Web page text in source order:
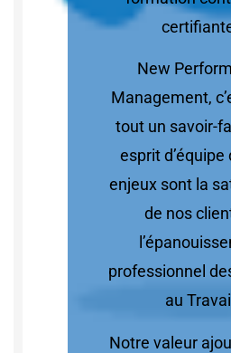
New
Management,
tout un savoir-
esprit d’équipe
enjeux sont la
de nos
professionnel
au
Notre valeur